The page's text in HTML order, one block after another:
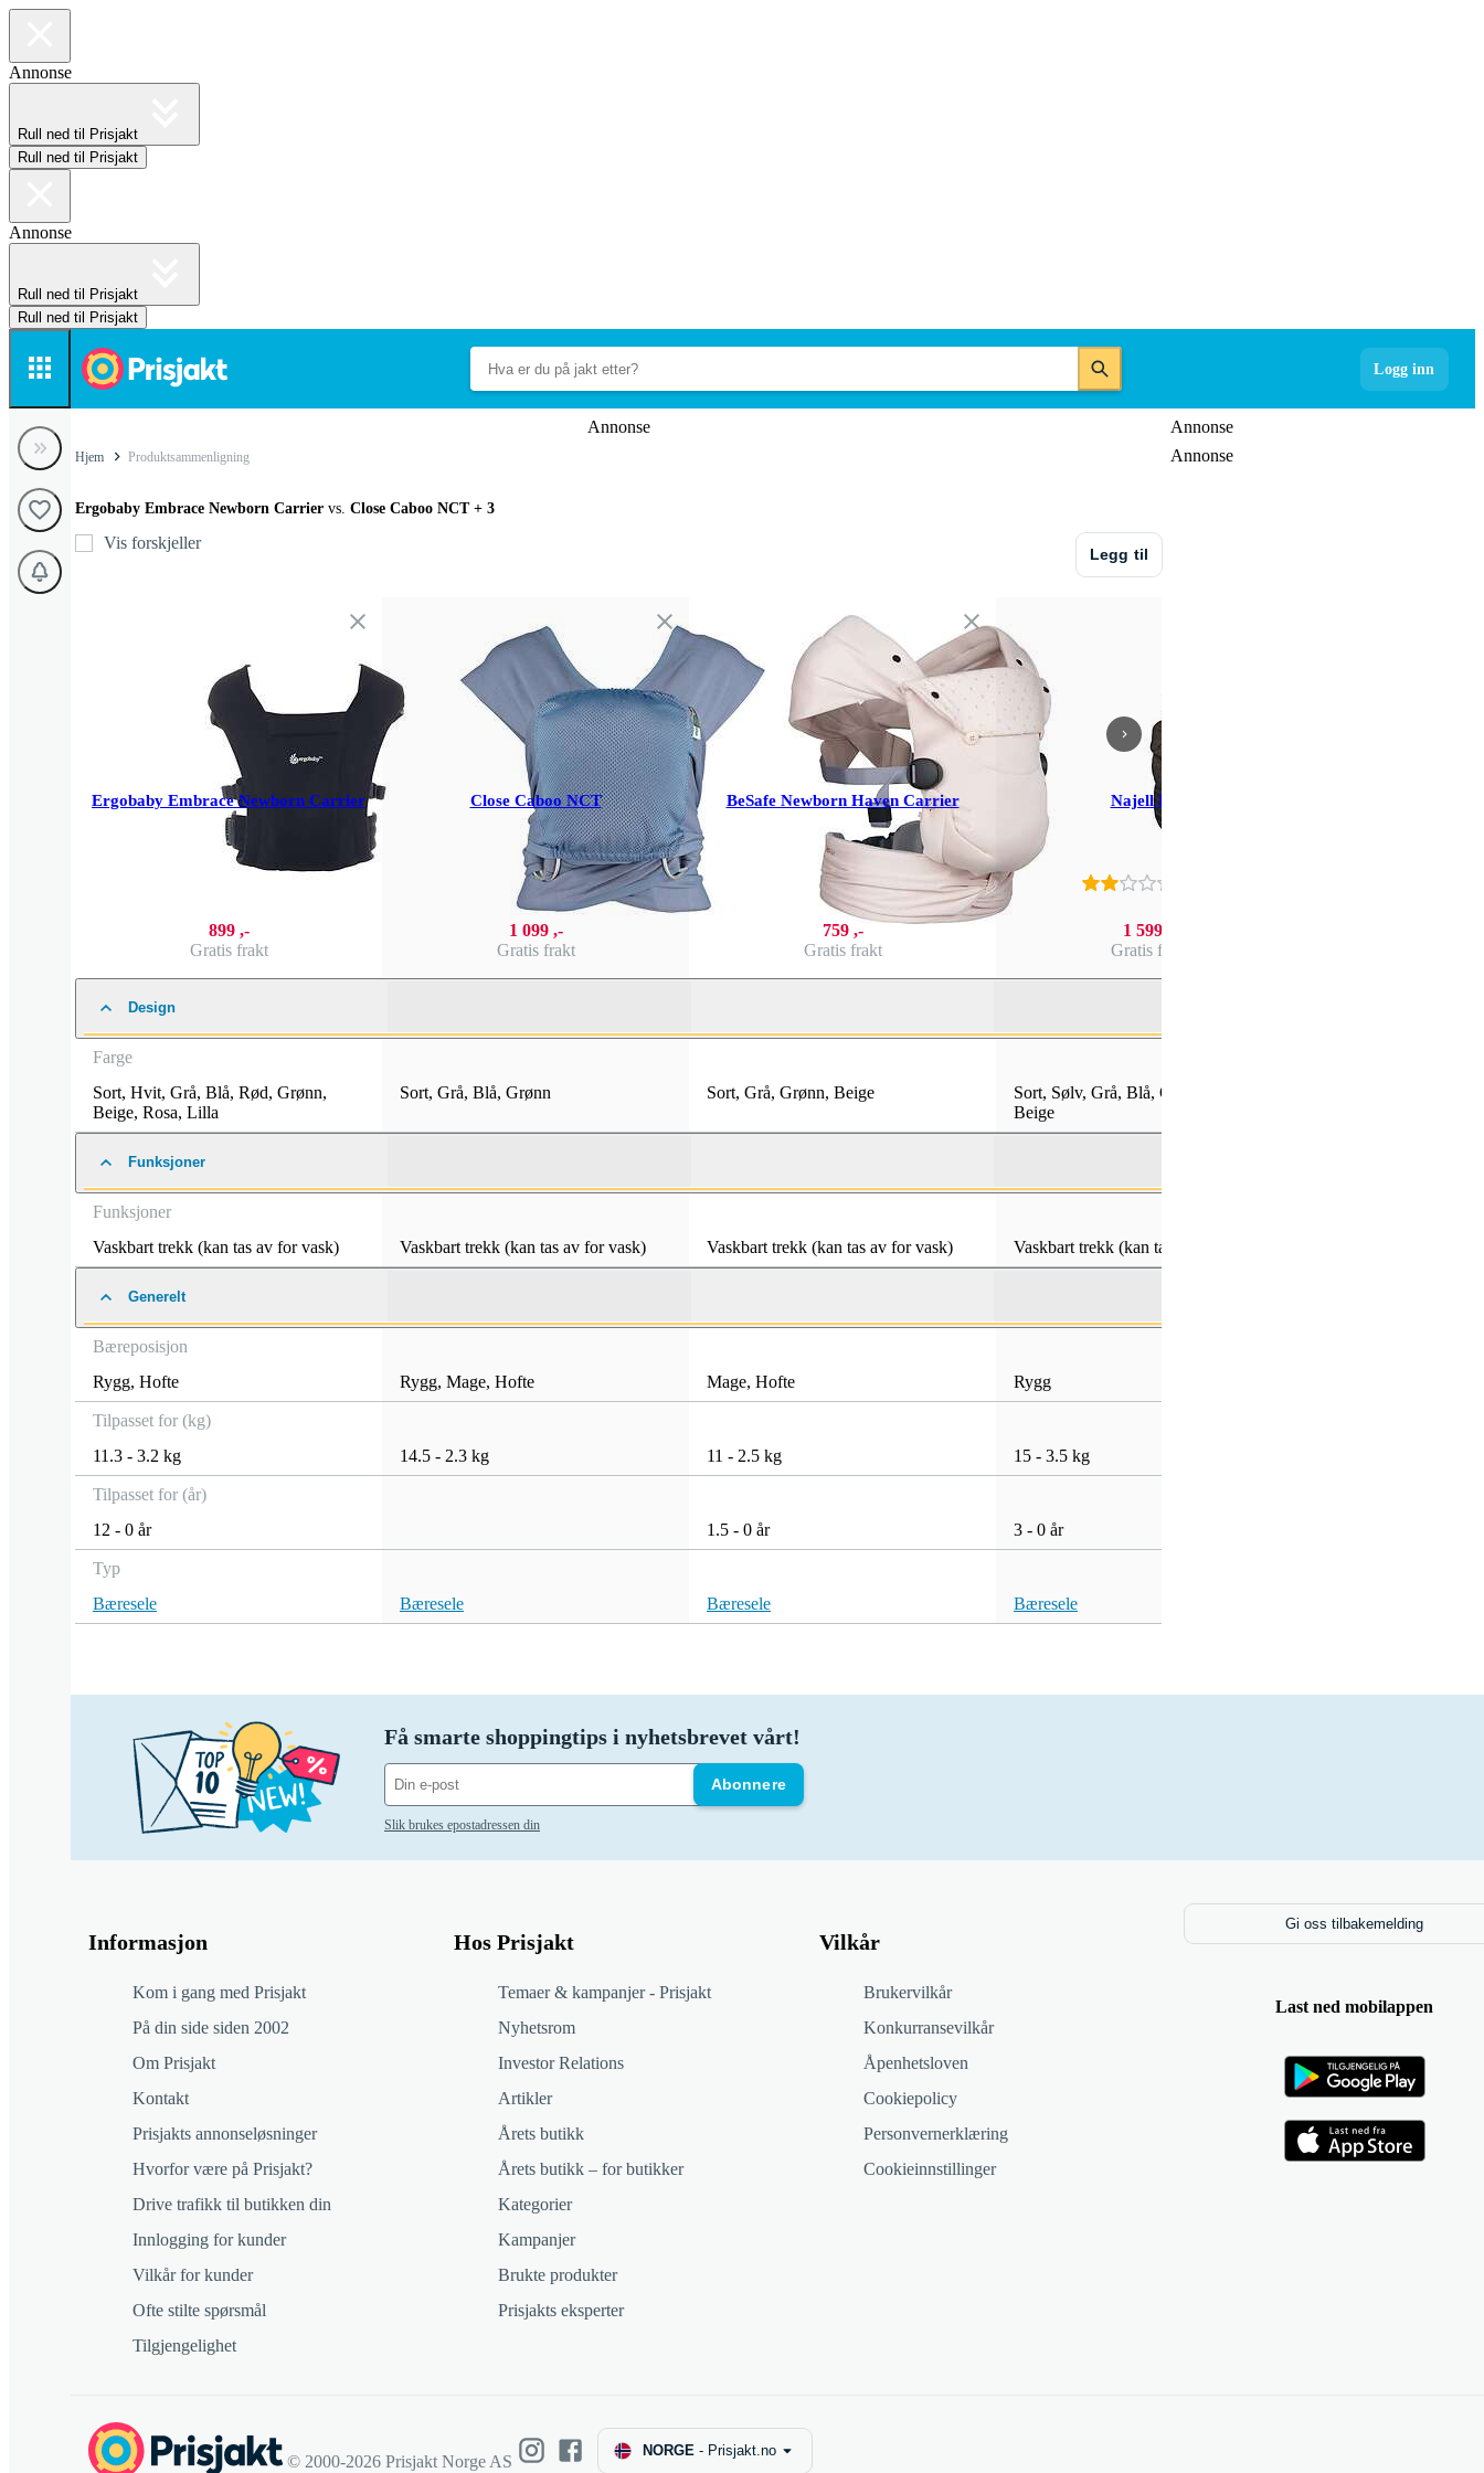
Annonse
Rull ned til Prisjakt
Rull ned til Prisjakt
Annonse
Rull ned til Prisjakt
Rull ned til Prisjakt
Logg inn
Annonse
Annonse
Annonse
Hjem Produktsammenligning
Ergobaby Embrace Newborn Carrier vs. Close Caboo NCT + 3
Vis forskjeller
Legg til
Ergobaby Embrace Newborn Carrier
899 ,-
Gratis frakt
Close Caboo NCT
1 099 ,-
Gratis frakt
BeSafe Newborn Haven Carrier
759 ,-
Gratis frakt
Najell Rise
1 599 ,-
Gratis frakt
Design
Farge
Sort, Hvit, Grå, Blå, Rød, Grønn,
Beige, Rosa, Lilla
Sort, Grå, Blå, Grønn Sort, Grå, Grønn, Beige Sort, Sølv, Grå, Blå, Oransje
Beige
Funksjoner
Funksjoner
Vaskbart trekk (kan tas av for vask)
Vaskbart trekk (kan tas av for vask) Vaskbart trekk (kan tas av for vask) Vaskbart trekk (kan tas av for vask)
Generelt
Bæreposisjon
Rygg, Hofte Rygg, Mage, Hofte Mage, Hofte Rygg
Tilpasset for (kg)
11.3 - 3.2 kg
14.5 - 2.3 kg 11 - 2.5 kg 15 - 3.5 kg
Tilpasset for (år)
12 - 0 år
1.5 - 0 år 3 - 0 år
Typ
Bæresele
Bæresele Bæresele Bæresele
Få smarte shoppingtips i nyhetsbrevet vårt!
Abonnere
Slik brukes epostadressen din
Informasjon
Kom i gang med Prisjakt
På din side siden 2002
Om Prisjakt
Kontakt
Prisjakts annonseløsninger
Hvorfor være på Prisjakt?
Drive trafikk til butikken din
Innlogging for kunder
Vilkår for kunder
Ofte stilte spørsmål
Tilgjengelighet
Hos Prisjakt
Temaer & kampanjer - Prisjakt
Nyhetsrom
Investor Relations
Artikler
Årets butikk
Årets butikk – for butikker
Kategorier
Kampanjer
Brukte produkter
Prisjakts eksperter
Vilkår
Brukervilkår
Konkurransevilkår
Åpenhetsloven
Cookiepolicy
Personvernerklæring
Cookieinnstillinger
Gi oss tilbakemelding
Last ned mobilappen
© 2000-2026 Prisjakt Norge AS
NORGE - Prisjakt.no